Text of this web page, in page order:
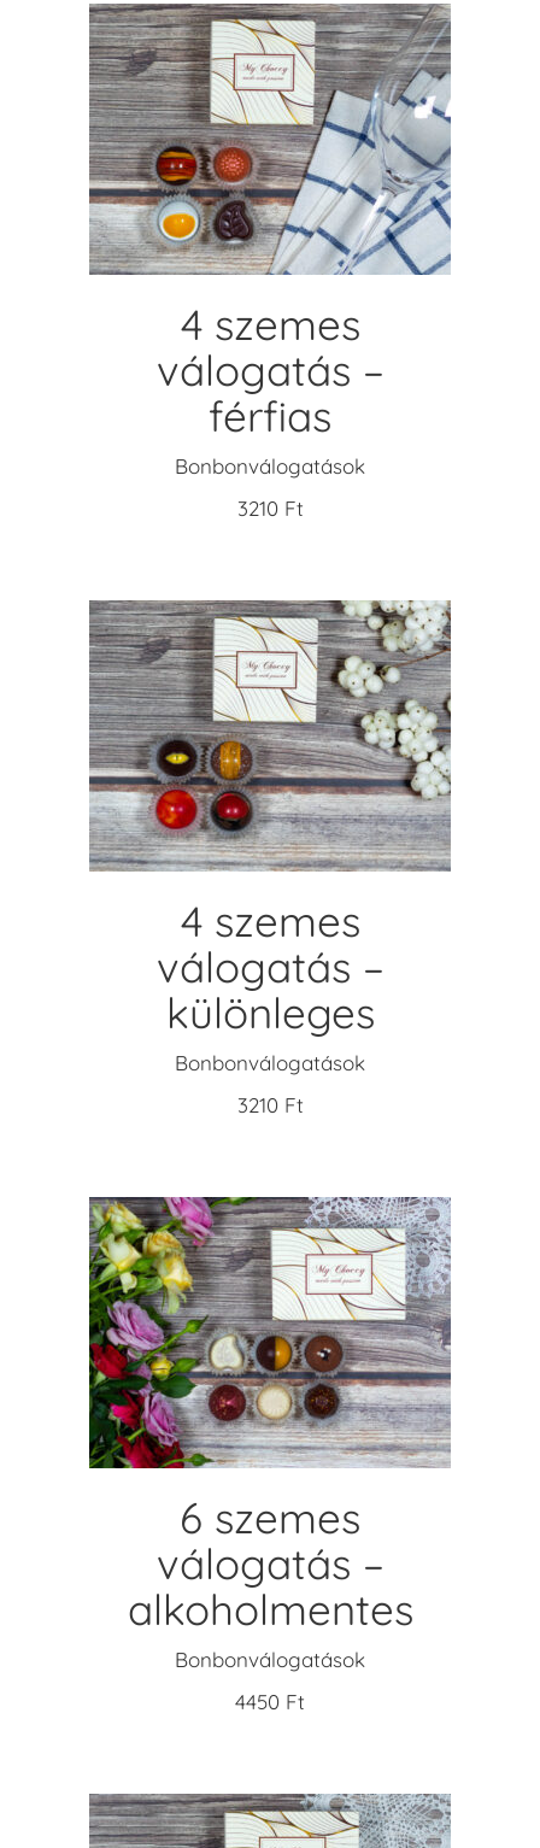
KOSÁRBA TESZEM
4 szemes
válogatás –
férfias
Bonbonválogatások
3210 Ft
KOSÁRBA TESZEM
4 szemes
válogatás –
különleges
Bonbonválogatások
3210 Ft
KOSÁRBA TESZEM
6 szemes
válogatás –
alkoholmentes
Bonbonválogatások
4450 Ft